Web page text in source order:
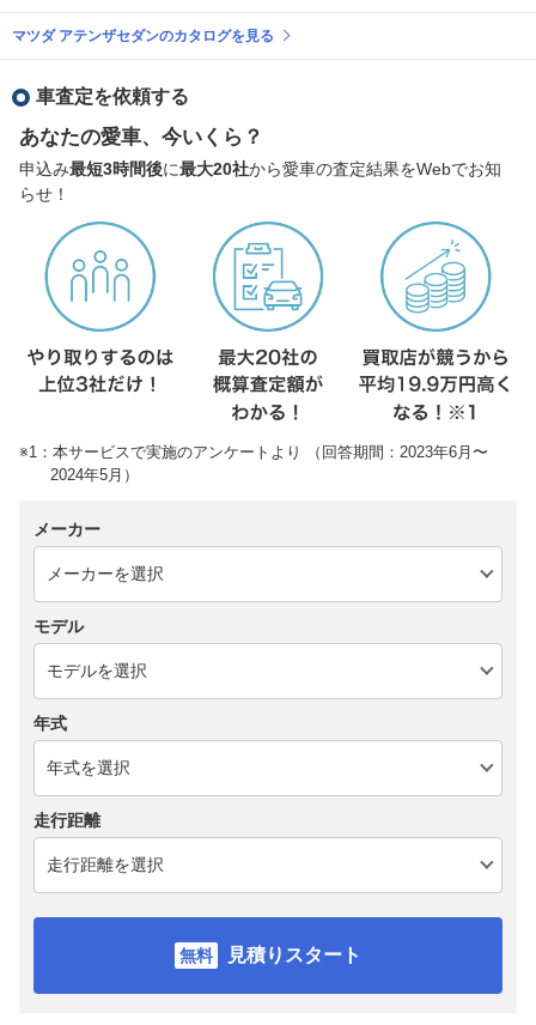
マツダ アテンザセダンのカタログを見る
車査定を依頼する
あなたの愛車、今いくら？
申込み最短3時間後に最大20社から愛車の査定結果をWebでお知
らせ！
※1：本サービスで実施のアンケートより （回答期間：2023年6月〜
2024年5月）
メーカー
モデル
年式
走行距離
見積りスタート